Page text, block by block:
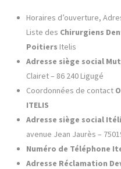
Horaires d’ouverture,
Liste des Chirurgiens
Poitiers Itelis
Adresse siège social
Clairet – 86 240 Ligugé
Coordonnées de contact
ITELIS
Adresse siège social
avenue Jean Jaurès –
Numéro de Téléphone
Adresse Réclamation